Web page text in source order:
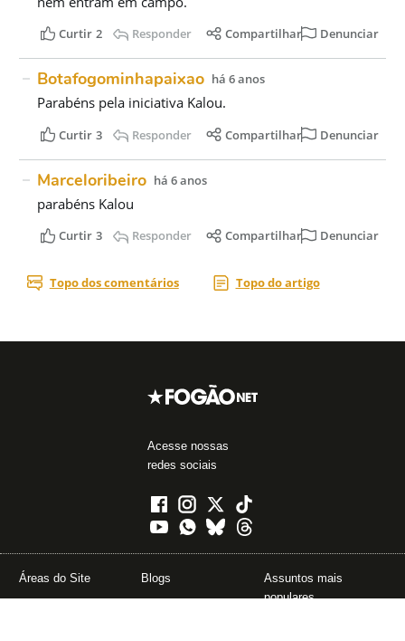
Acesse nossas
redes sociais
Áreas do Site Blogs
Assuntos mais
populares